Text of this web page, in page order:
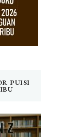
PUISI